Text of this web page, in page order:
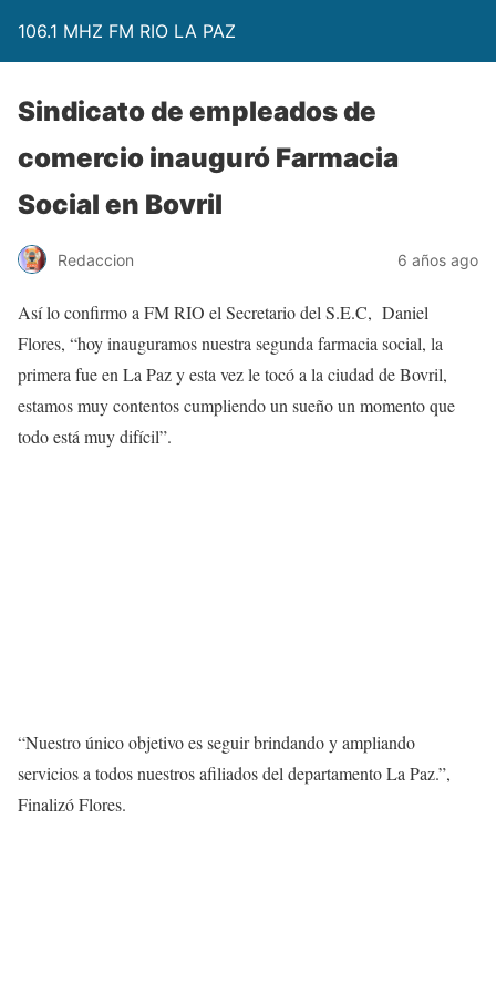
106.1 MHZ FM RIO LA PAZ
Sindicato de empleados de
comercio inauguró Farmacia
Social en Bovril
Redaccion 6 años ago
Así lo confirmo a FM RIO el Secretario del S.E.C, Daniel
Flores, “hoy inauguramos nuestra segunda farmacia social, la
primera fue en La Paz y esta vez le tocó a la ciudad de Bovril,
estamos muy contentos cumpliendo un sueño un momento que
todo está muy difícil”.
“Nuestro único objetivo es seguir brindando y ampliando
servicios a todos nuestros afiliados del departamento La Paz.”,
Finalizó Flores.